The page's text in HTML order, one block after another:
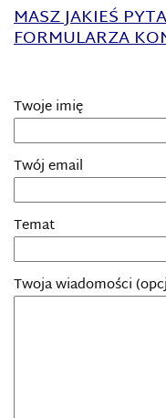
MASZ JAKIEŚ
FORMULARZA
Twoje imię
Twój email
Temat
Twoja wiadomości